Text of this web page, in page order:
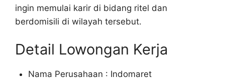
ingin memulai karir di bidang ritel dan
berdomisili di wilayah tersebut.
Detail Lowongan Kerja
Nama Perusahaan : Indomaret